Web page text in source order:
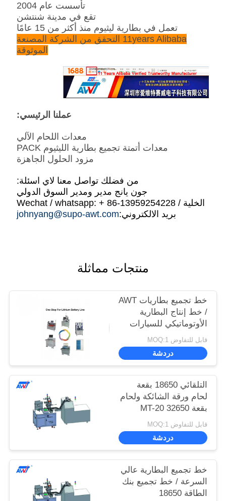
تأسست عام 2004
تقع في مدينة شنتشن
تعمل في بطارية ليثيوم منذ أكثر من 15 عامًا
11years Alibaba التحقق من الشركة المصنعة
الموثوقة
عملنا الرئيسي:
معدات اللحام الآلي
معدات أتمتة تجميع بطارية الليثيوم PACK
مزود الحلول الجاهزة
من فضلك تواصل معنا لاي اسئلة:
جون يانج مدير ومدير السوق الدولي
الخلية / Wechat / whatsapp: + 86-13959254228
بريد الالكتروني:johnyang@supo-awt.com
منتجات مماثلة
خط تجميع بطاريات AWT
/ خط إنتاج البطارية
الأوتوماتيكي للسيارات
الكهربائية
قابل للتفاوض MOQ:1
دردشة
التلقائي 18650 بقعة
لحام ورقة الشائكة ولحام
بقعة MT-20 32650
قابل للتفاوض MOQ:1
دردشة
خط تجميع البطارية عالي
السرعة / خط تجميع بنك
الطاقة 18650